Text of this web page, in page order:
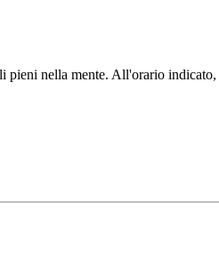
pieni nella mente. All'orario